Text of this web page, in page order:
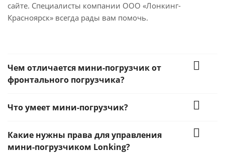
сайте. Специалисты компании ООО «Лонкинг-
Красноярск» всегда рады вам помочь.
Чем отличается мини-погрузчик от
фронтального погрузчика?
Что умеет мини-погрузчик?
Какие нужны права для управления
мини-погрузчиком Lonking?